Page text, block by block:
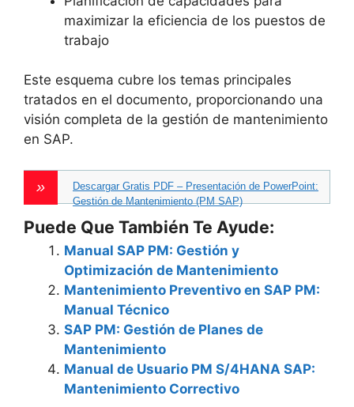
maximizar la eficiencia de los puestos de
trabajo
Este esquema cubre los temas principales
tratados en el documento, proporcionando una
visión completa de la gestión de mantenimiento
en SAP.
Descargar Gratis PDF – Presentación de PowerPoint:
Gestión de Mantenimiento (PM SAP)
Puede Que También Te Ayude:
Manual SAP PM: Gestión y
Optimización de Mantenimiento
Mantenimiento Preventivo en SAP PM:
Manual Técnico
SAP PM: Gestión de Planes de
Mantenimiento
Manual de Usuario PM S/4HANA SAP:
Mantenimiento Correctivo